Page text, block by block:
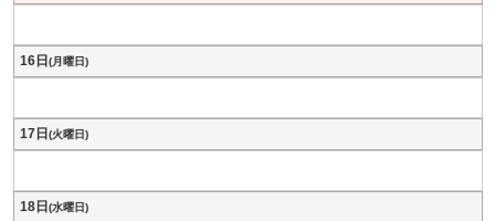
16日 (月曜日)
17日 (火曜日)
18日 (水曜日)